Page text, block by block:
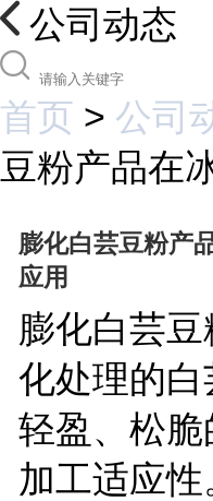
公司动态
首页 > 公司
豆粉产品在
膨化白芸豆粉产
应用
膨化白芸
化处理的
轻盈、松
加工适应